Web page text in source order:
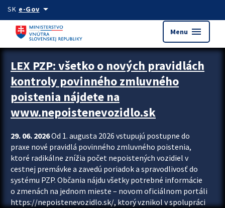
Preskocit na hlavný obsah
SK e-Govarrow_drop_down
Menu menu
Zastavit automatický posun upútavok
LEX PZP: všetko o nových pravidlách
kontroly povinného zmluvného
poistenia nájdete na
www.nepoistenevozidlo.sk
29. 06. 2026Od 1. augusta 2026 vstupujú postupne do
praxe nové pravidlá povinného zmluvného poistenia,
ktoré radikálne znížia počet nepoistených vozidiel v
cestnej premávke a zavedú poriadok a spravodlivosť do
systému PZP. Občania nájdu všetky potrebné informácie
o zmenách na jednom mieste – novom oficiálnom portáli
https://nepoistenevozidlo.sk/, ktorý vznikol v spolupráci